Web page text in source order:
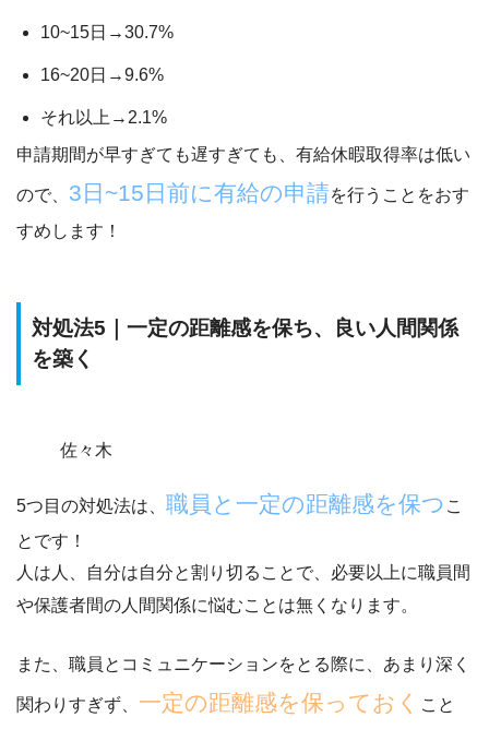
10~15日→30.7%
16~20日→9.6%
それ以上→2.1%
申請期間が早すぎても遅すぎても、有給休暇取得率は低い
ので、 3日~15日前に有給の申請を行うことをおす
すめします！
対処法5｜一定の距離感を保ち、良い人間関係
を築く
佐々木
5つ目の対処法は、 職員と一定の距離感を保つ こ
とです！
人は人、自分は自分と割り切る ことで、必要以上に職員間
や保護者間の人間関係に悩むことは無くなります。
また、職員とコミュニケーションをとる際に、あまり深く
関わりすぎず、 一定の距離感を保っておく こと